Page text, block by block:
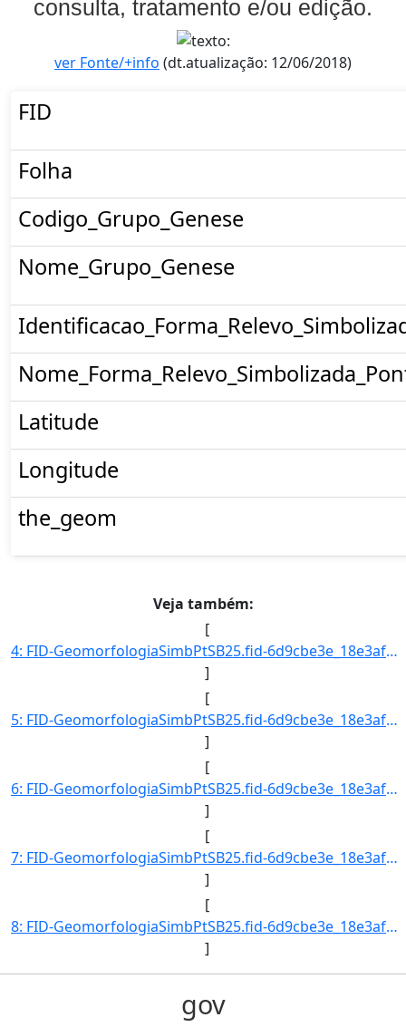
consulta, tratamento e/ou edição.
ver Fonte/+info (dt.atualização: 12/06/2018)
FID
Folha
Codigo_Grupo_Genese
Nome_Grupo_Genese
Latitude
Longitude
the_geom
Veja também:
[
4: FID-GeomorfologiaSimbPtSB25.fid-6d9cbe3e_18e3af5da6c_29dd-Folha-SB25-Codigo_Grupo_Genese-1-Nome_Grup]
]
[
5: FID-GeomorfologiaSimbPtSB25.fid-6d9cbe3e_18e3af5da6c_29de-Folha-SB25-Codigo_Grupo_Genese-1-Nome_Grup]
]
[
6: FID-GeomorfologiaSimbPtSB25.fid-6d9cbe3e_18e3af5da6c_29df-Folha-SB25-Codigo_Grupo_Genese-1-Nome_Grup]
]
[
7: FID-GeomorfologiaSimbPtSB25.fid-6d9cbe3e_18e3af5da6c_29e0-Folha-SB25-Codigo_Grupo_Genese-1-Nome_Grup]
]
[
8: FID-GeomorfologiaSimbPtSB25.fid-6d9cbe3e_18e3af5da6c_29e1-Folha-SB25-Codigo_Grupo_Genese-1-Nome_Grup]
]
gov